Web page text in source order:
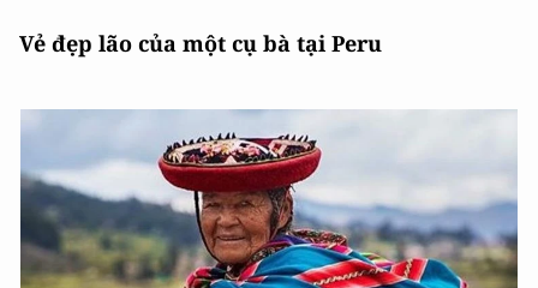
Vẻ đẹp lão của một cụ bà tại Peru